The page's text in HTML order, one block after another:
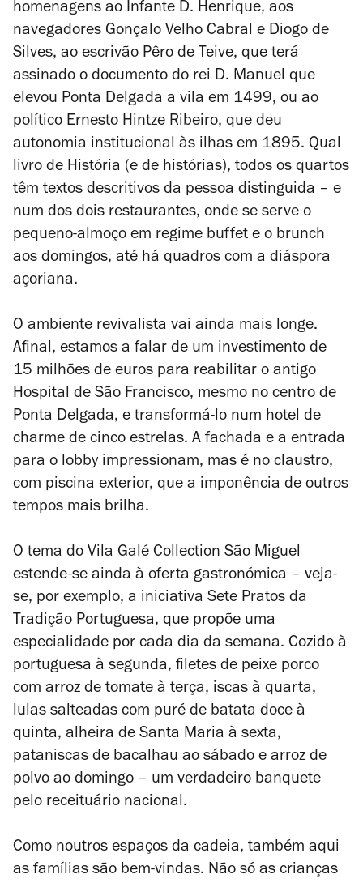
homenagens ao Infante D. Henrique, aos
navegadores Gonçalo Velho Cabral e Diogo de
Silves, ao escrivão Pêro de Teive, que terá
assinado o documento do rei D. Manuel que
elevou Ponta Delgada a vila em 1499, ou ao
político Ernesto Hintze Ribeiro, que deu
autonomia institucional às ilhas em 1895. Qual
livro de História (e de histórias), todos os quartos
têm textos descritivos da pessoa distinguida – e
num dos dois restaurantes, onde se serve o
pequeno-almoço em regime buffet e o brunch
aos domingos, até há quadros com a diáspora
açoriana.
O ambiente revivalista vai ainda mais longe.
Afinal, estamos a falar de um investimento de
15 milhões de euros para reabilitar o antigo
Hospital de São Francisco, mesmo no centro de
Ponta Delgada, e transformá-lo num hotel de
charme de cinco estrelas. A fachada e a entrada
para o lobby impressionam, mas é no claustro,
com piscina exterior, que a imponência de outros
tempos mais brilha.
O tema do Vila Galé Collection São Miguel
estende-se ainda à oferta gastronómica – veja-
se, por exemplo, a iniciativa Sete Pratos da
Tradição Portuguesa, que propõe uma
especialidade por cada dia da semana. Cozido à
portuguesa à segunda, filetes de peixe porco
com arroz de tomate à terça, iscas à quarta,
lulas salteadas com puré de batata doce à
quinta, alheira de Santa Maria à sexta,
pataniscas de bacalhau ao sábado e arroz de
polvo ao domingo – um verdadeiro banquete
pelo receituário nacional.
Como noutros espaços da cadeia, também aqui
as famílias são bem-vindas. Não só as crianças